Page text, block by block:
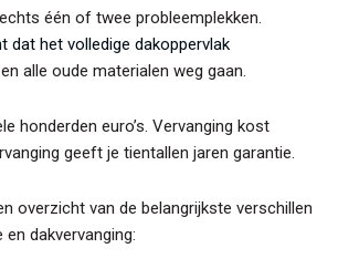
één of twee probleemplekken.
dat het volledige dakoppervlak
en alle oude materialen weg gaan.
honderden euro’s. Vervanging kost
geeft je tientallen jaren garantie.
overzicht van de belangrijkste verschillen
dakvervanging: